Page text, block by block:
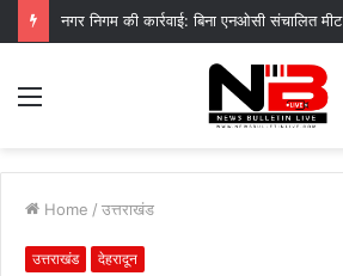
Menu
Home / उत्तराखंड
उत्तराखंड देहरादून